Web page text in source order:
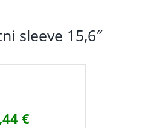
sleeve 15,6″
€